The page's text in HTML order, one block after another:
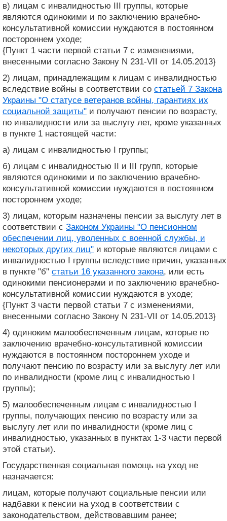
в) лицам с инвалидностью III группы, которые
являются одинокими и по заключению врачебно-
консультативной комиссии нуждаются в постоянном
постороннем уходе;
{Пункт 1 части первой статьи 7 с изменениями,
внесенными согласно Закону N 231-VII от 14.05.2013}
2) лицам, принадлежащим к лицам с инвалидностью
вследствие войны в соответствии со статьей 7 Закона
Украины "О статусе ветеранов войны, гарантиях их
социальной защиты" и получают пенсии по возрасту,
по инвалидности или за выслугу лет, кроме указанных
в пункте 1 настоящей части:
а) лицам с инвалидностью I группы;
б) лицам с инвалидностью II и III групп, которые
являются одинокими и по заключению врачебно-
консультативной комиссии нуждаются в постоянном
постороннем уходе;
3) лицам, которым назначены пенсии за выслугу лет в
соответствии с Законом Украины "О пенсионном
обеспечении лиц, уволенных с военной службы, и
некоторых других лиц" и которые являются лицами с
инвалидностью I группы вследствие причин, указанных
в пункте "б" статьи 16 указанного закона, или есть
одинокими пенсионерами и по заключению врачебно-
консультативной комиссии нуждаются в уходе;
{Пункт 3 части первой статьи 7 с изменениями,
внесенными согласно Закону N 231-VII от 14.05.2013}
4) одиноким малообеспеченным лицам, которые по
заключению врачебно-консультативной комиссии
нуждаются в постоянном постороннем уходе и
получают пенсию по возрасту или за выслугу лет или
по инвалидности (кроме лиц с инвалидностью I
группы);
5) малообеспеченным лицам с инвалидностью I
группы, получающих пенсию по возрасту или за
выслугу лет или по инвалидности (кроме лиц с
инвалидностью, указанных в пунктах 1-3 части первой
этой статьи).
Государственная социальная помощь на уход не
назначается:
лицам, которые получают социальные пенсии или
надбавки к пенсии на уход в соответствии с
законодательством, действовавшим ранее;